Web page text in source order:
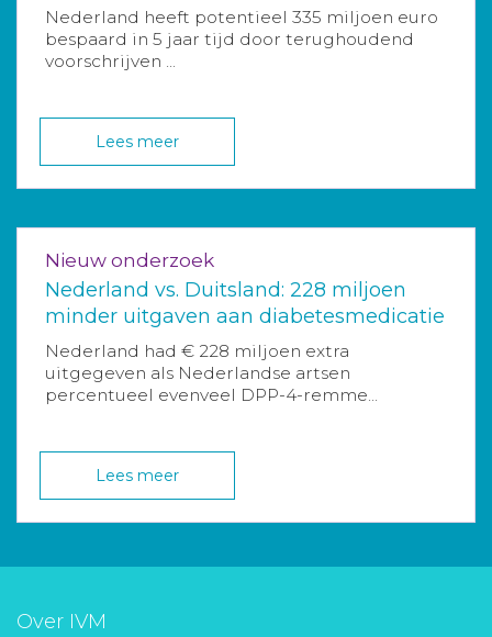
Nederland heeft potentieel 335 miljoen euro
bespaard in 5 jaar tijd door terughoudend
voorschrijven ...
Lees meer
Nieuw onderzoek
Nederland vs. Duitsland: 228 miljoen
minder uitgaven aan diabetesmedicatie
Nederland had € 228 miljoen extra
uitgegeven als Nederlandse artsen
percentueel evenveel DPP-4-remme...
Lees meer
Over IVM